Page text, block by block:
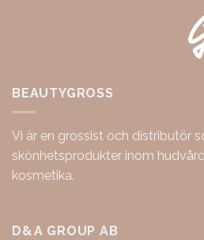
BEAUTYGROSS
Vi är en grossist och distributör
skönhetsprodukter inom
kosmetika.
D&A GROUP AB